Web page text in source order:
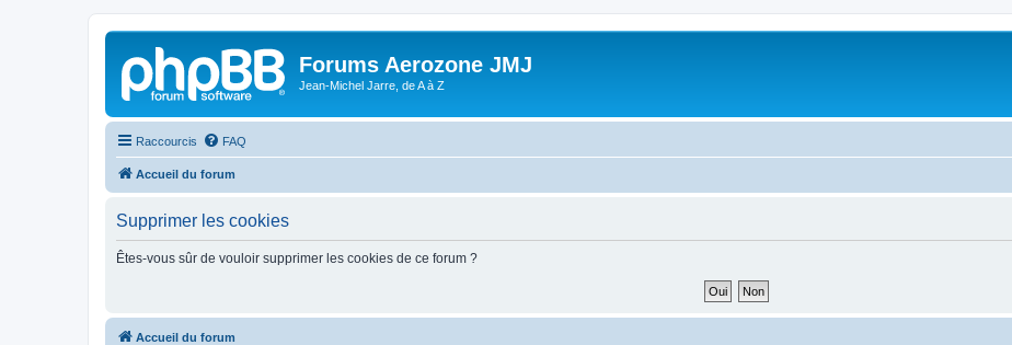
Forums Aerozone JMJ
Jean-Michel Jarre, de A à Z
Raccourcis FAQ
Accueil du forum
Supprimer les cookies
Êtes-vous sûr de vouloir supprimer les cookies de ce forum ?
Accueil du forum